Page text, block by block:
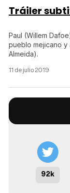
Tráiler
Paul (Willem
pueblo mejicano y
Almeida).
11 de julio 2019
92k